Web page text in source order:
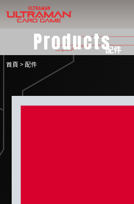
Products配件
首頁 > 配件